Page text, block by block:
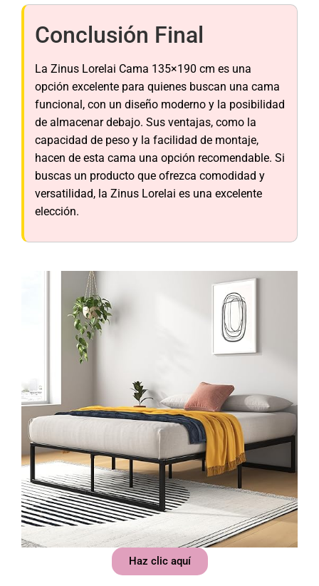
Conclusión Final
La Zinus Lorelai Cama 135×190 cm es una
opción excelente para quienes buscan una cama
funcional, con un diseño moderno y la posibilidad
de almacenar debajo. Sus ventajas, como la
capacidad de peso y la facilidad de montaje,
hacen de esta cama una opción recomendable. Si
buscas un producto que ofrezca comodidad y
versatilidad, la Zinus Lorelai es una excelente
elección.
Haz clic aquí